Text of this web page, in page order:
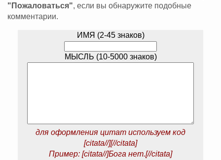
"Пожаловаться", если вы обнаружите подобные
комментарии.
ИМЯ (2-45 знаков)
МЫСЛЬ (10-5000 знаков)
для оформления цитат используем код
[citata//][//citata]
Пример: [citata//]Бога нет.[//citata]